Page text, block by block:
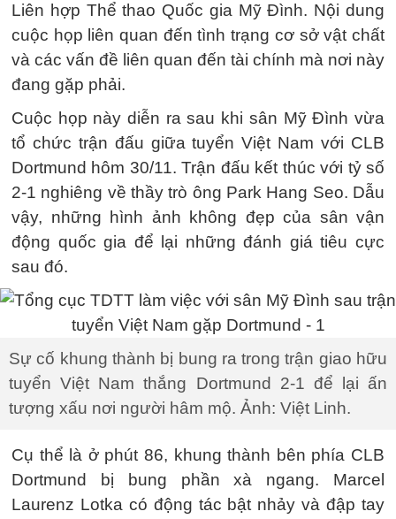
Liên hợp Thể thao Quốc gia Mỹ Đình. Nội dung
cuộc họp liên quan đến tình trạng cơ sở vật chất
và các vấn đề liên quan đến tài chính mà nơi này
đang gặp phải.
Cuộc họp này diễn ra sau khi sân Mỹ Đình vừa
tổ chức trận đấu giữa tuyển Việt Nam với CLB
Dortmund hôm 30/11. Trận đấu kết thúc với tỷ số
2-1 nghiêng về thầy trò ông Park Hang Seo. Dẫu
vậy, những hình ảnh không đẹp của sân vận
động quốc gia để lại những đánh giá tiêu cực
sau đó.
Sự cố khung thành bị bung ra trong trận giao hữu
tuyển Việt Nam thắng Dortmund 2-1 để lại ấn
tượng xấu nơi người hâm mộ. Ảnh: Việt Linh.
Cụ thể là ở phút 86, khung thành bên phía CLB
Dortmund bị bung phần xà ngang. Marcel
Laurenz Lotka có động tác bật nhảy và đập tay